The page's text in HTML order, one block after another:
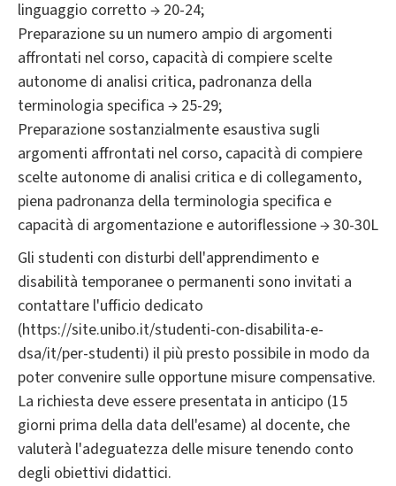
linguaggio corretto → 20-24;
Preparazione su un numero ampio di argomenti
affrontati nel corso, capacità di compiere scelte
autonome di analisi critica, padronanza della
terminologia specifica → 25-29;
Preparazione sostanzialmente esaustiva sugli
argomenti affrontati nel corso, capacità di compiere
scelte autonome di analisi critica e di collegamento,
piena padronanza della terminologia specifica e
capacità di argomentazione e autoriflessione → 30-30L
Gli studenti con disturbi dell'apprendimento e
disabilità temporanee o permanenti sono invitati a
contattare l'ufficio dedicato
(https://site.unibo.it/studenti-con-disabilita-e-
dsa/it/per-studenti) il più presto possibile in modo da
poter convenire sulle opportune misure compensative.
La richiesta deve essere presentata in anticipo (15
giorni prima della data dell'esame) al docente, che
valuterà l'adeguatezza delle misure tenendo conto
degli obiettivi didattici.